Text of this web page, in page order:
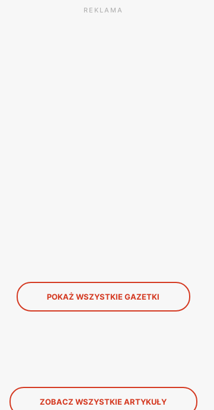
REKLAMA
POKAŻ WSZYSTKIE GAZETKI
ZOBACZ WSZYSTKIE ARTYKUŁY